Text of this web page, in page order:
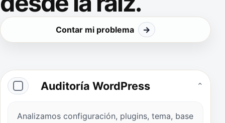
Contar mi problema →
Auditoría WordPress ⌄
Analizamos configuración, plugins, tema, base